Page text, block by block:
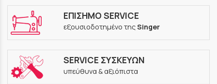
ΕΠΙΣΗΜΟ SERVICE
εξουσιοδοτημένο τηςSinger
SERVICE ΣΥΣΚΕΥΩΝ
υπεύθυνα & αξιόπιστα